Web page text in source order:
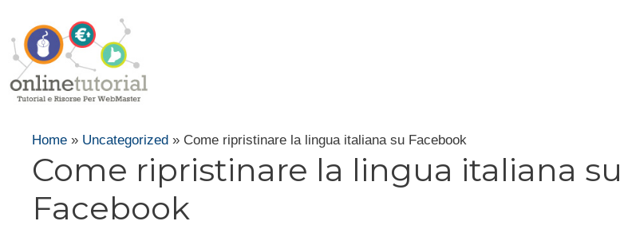
contenuto
Home » Uncategorized » Come ripristinare la lingua italiana su Facebook
Come ripristinare la lingua italiana su
Facebook